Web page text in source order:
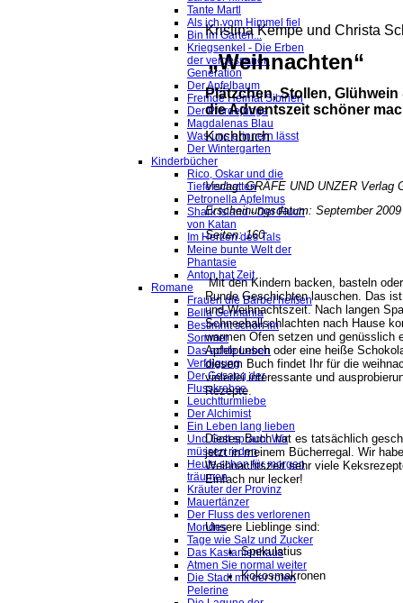
Tante Martl
Als ich vom Himmel fiel
Bin im Garten...
Kriegsenkel - Die Erben
der vergessenen
Generation
Der Apfelbaum
Fremde Heimat Sibirien
Der Pferdejunge
Magdalenas Blau
Was uns erinnern lässt
Der Wintergarten
Kinderbücher
Rico, Oskar und die
Tieferschatten
Petronella Apfelmus
Shark Island - Der Fluch
von Katan
Im Herzen des Tals
Meine bunte Welt der
Phantasie
Anton hat Zeit
Romane
Frauen die Bärbel heißen
Bella Germania
Bestimmt schön im
Sommer
Das achte Leben
Verfolgung
Der Gesang der
Flusskrebse
Leuchtturmliebe
Der Alchimist
Ein Leben lang lieben
Und Gott sprach: Wir
müssen reden
Heute schon für morgen
träumen
Kräuter der Provinz
Mauertänzer
Der Fluss des verlorenen
Mondes
Tage wie Salz und Zucker
Das Kastanienhaus
Atmen Sie normal weiter
Die Stadt mit der roten
Pelerine
Kristina Kempe und Christa
„Weihnachten“
Plätzchen, Stollen, Glühwein
die Adventszeit schöner
Kochbuch
Verlag: GRÄFE UND UNZER Verlag
Erscheinungsdatum: September 2009
Seiten: 160
Mit den Kindern backen, basteln
Runde Geschichten lauschen. Das
und Weihnachtszeit. Nach langen
Schneeballschlachten nach Hause
warmen Ofen setzen und genüsslich
Apfelpunsch oder eine heiße
diesem Buch findet Ihr für die
vielerlei interessante und
Rezepte.
Dieses Buch hat es tatsächlich
jetzt in meinem Bücherregal. Wir
Weihnachtszeit sehr viele
Einfach nur lecker!
Unsere Lieblinge sind:
Spekulatius
Kokosmakronen